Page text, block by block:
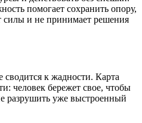
помогает сохранить опору,
силы и не принимает решения
к жадности. Карта
человек бережет свое, чтобы
разрушить уже выстроенный